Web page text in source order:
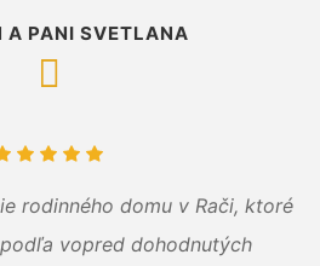
A PANI SVETLANA
rodinného domu v Rači, ktoré
vopred dohodnutých